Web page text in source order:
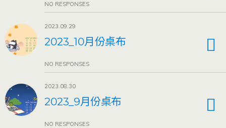
NO RESPONSES
2023.09.29
2023_10月份桌布
NO RESPONSES
2023.08.30
2023_9月份桌布
NO RESPONSES